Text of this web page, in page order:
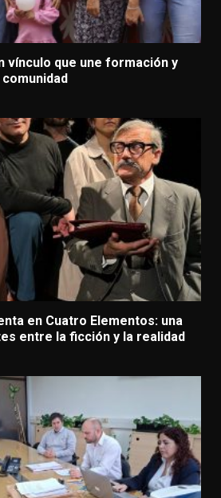
vínculo que une formación y
en Cuatro Elementos: una
entre la ficción y la realidad